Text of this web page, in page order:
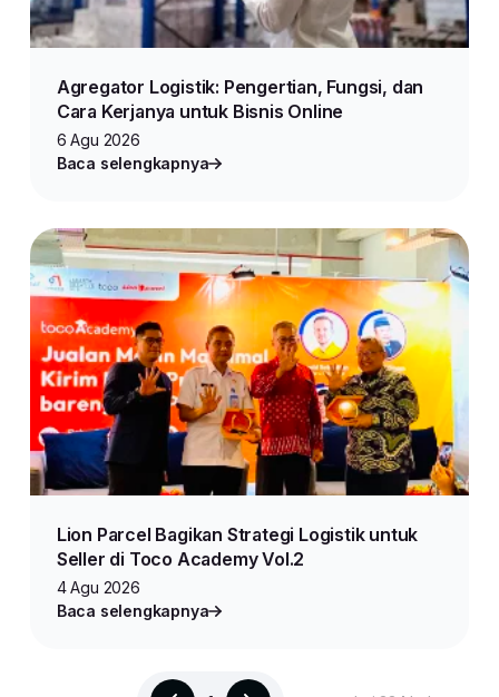
Agregator Logistik: Pengertian, Fungsi, dan
Cara Kerjanya untuk Bisnis Online
6 Agu 2026
Baca selengkapnya
Lion Parcel Bagikan Strategi Logistik untuk
Seller di Toco Academy Vol.2
4 Agu 2026
Baca selengkapnya